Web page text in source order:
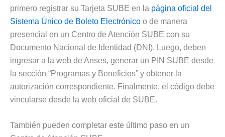
primero registrar su Tarjeta SUBE en la página oficial del
Sistema Único de Boleto Electrónico o de manera
presencial en un Centro de Atención SUBE con su
Documento Nacional de Identidad (DNI). Luego, deben
ingresar a la web de Anses, generar un PIN SUBE desde
la sección “Programas y Beneficios” y obtener la
autorización correspondiente. Finalmente, el código debe
vincularse desde la web oficial de SUBE.
También pueden completar este último paso en un